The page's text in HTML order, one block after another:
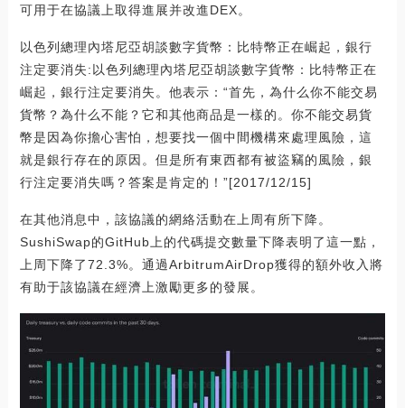
可用于在協議上取得進展并改進DEX。
以色列總理內塔尼亞胡談數字貨幣：比特幣正在崛起，銀行
注定要消失:以色列總理內塔尼亞胡談數字貨幣：比特幣正在
崛起，銀行注定要消失。他表示：“首先，為什么你不能交易
貨幣？為什么不能？它和其他商品是一樣的。你不能交易貨
幣是因為你擔心害怕，想要找一個中間機構來處理風險，這
就是銀行存在的原因。但是所有東西都有被盜竊的風險，銀
行注定要消失嗎？答案是肯定的！”[2017/12/15]
在其他消息中，該協議的網絡活動在上周有所下降。
SushiSwap的GitHub上的代碼提交數量下降表明了這一點，
上周下降了72.3%。通過ArbitrumAirDrop獲得的額外收入將
有助于該協議在經濟上激勵更多的發展。